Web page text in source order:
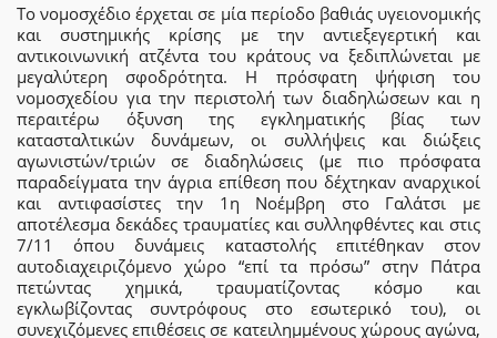
Το νομοσχέδιο έρχεται σε μία περίοδο βαθιάς υγειονομικής
και συστημικής κρίσης με την αντιεξεγερτική και
αντικοινωνική ατζέντα του κράτους να ξεδιπλώνεται με
μεγαλύτερη σφοδρότητα. Η πρόσφατη ψήφιση του
νομοσχεδίου για την περιστολή των διαδηλώσεων και η
περαιτέρω όξυνση της εγκληματικής βίας των
κατασταλτικών δυνάμεων, οι συλλήψεις και διώξεις
αγωνιστών/τριών σε διαδηλώσεις (με πιο πρόσφατα
παραδείγματα την άγρια επίθεση που δέχτηκαν αναρχικοί
και αντιφασίστες την 1η Νοέμβρη στο Γαλάτσι με
αποτέλεσμα δεκάδες τραυματίες και συλληφθέντες και στις
7/11 όπου δυνάμεις καταστολής επιτέθηκαν στον
αυτοδιαχειριζόμενο χώρο “επί τα πρόσω” στην Πάτρα
πετώντας χημικά, τραυματίζοντας κόσμο και
εγκλωβίζοντας συντρόφους στο εσωτερικό του), οι
συνεχιζόμενες επιθέσεις σε κατειλημμένους χώρους αγώνα,